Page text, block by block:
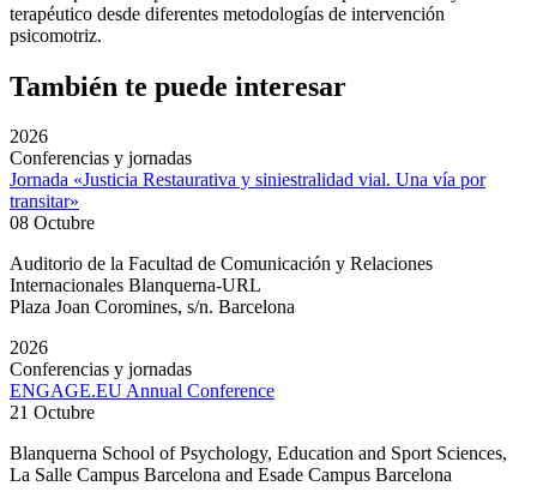
terapéutico desde diferentes metodologías de intervención
psicomotriz.
También te puede interesar
2026
Conferencias y jornadas
Jornada «Justicia Restaurativa y siniestralidad vial. Una vía por
transitar»
08 Octubre
Auditorio de la Facultad de Comunicación y Relaciones
Internacionales Blanquerna-URL
Plaza Joan Coromines, s/n. Barcelona
2026
Conferencias y jornadas
ENGAGE.EU Annual Conference
21 Octubre
Blanquerna School of Psychology, Education and Sport Sciences,
La Salle Campus Barcelona and Esade Campus Barcelona